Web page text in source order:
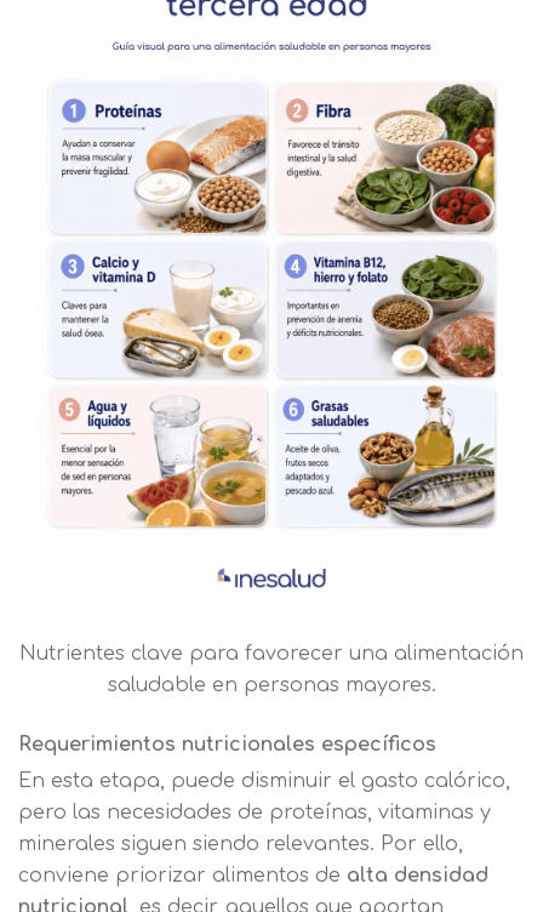
Nutrientes clave para favorecer una alimentación
saludable en personas mayores.
Requerimientos nutricionales específicos
En esta etapa, puede disminuir el gasto calórico,
pero las necesidades de proteínas, vitaminas y
minerales siguen siendo relevantes. Por ello,
conviene priorizar alimentos de alta densidad
nutricional , es decir, aquellos que aportan